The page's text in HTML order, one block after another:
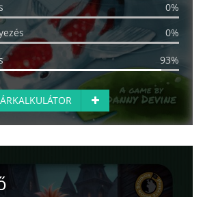
0%
0%
93%
ÁRKALKULÁTOR